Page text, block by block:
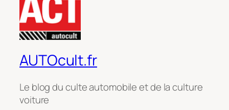
AUTOcult.fr
Le blog du culte automobile et de la culture
voiture